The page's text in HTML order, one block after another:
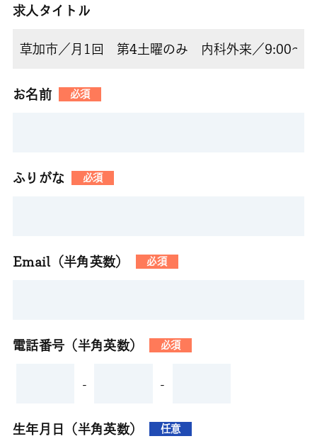
求人タイトル
お名前 必須
ふりがな 必須
Email（半角英数） 必須
電話番号（半角英数） 必須
- -
生年月日（半角英数） 任意